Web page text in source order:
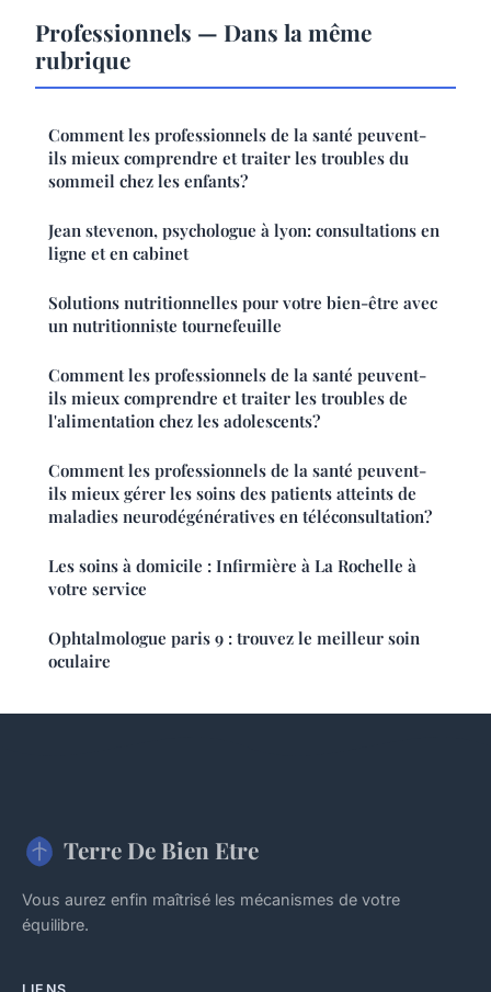
Professionnels — Dans la même
rubrique
Comment les professionnels de la santé peuvent-
ils mieux comprendre et traiter les troubles du
sommeil chez les enfants?
Jean stevenon, psychologue à lyon: consultations en
ligne et en cabinet
Solutions nutritionnelles pour votre bien-être avec
un nutritionniste tournefeuille
Comment les professionnels de la santé peuvent-
ils mieux comprendre et traiter les troubles de
l'alimentation chez les adolescents?
Comment les professionnels de la santé peuvent-
ils mieux gérer les soins des patients atteints de
maladies neurodégénératives en téléconsultation?
Les soins à domicile : Infirmière à La Rochelle à
votre service
Ophtalmologue paris 9 : trouvez le meilleur soin
oculaire
Terre De Bien Etre
Vous aurez enfin maîtrisé les mécanismes de votre
équilibre.